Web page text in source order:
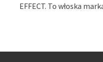
EFFECT. To włoska